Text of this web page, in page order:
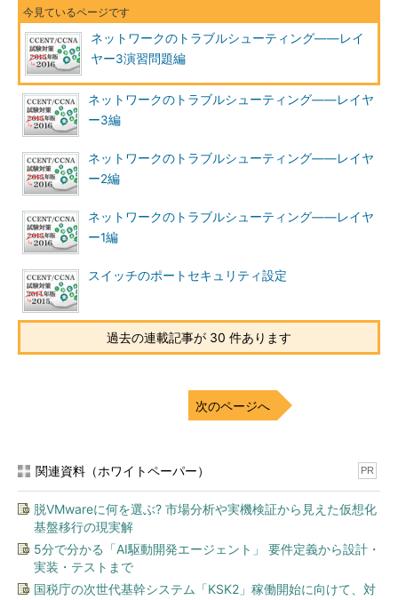
CCENT／CCNA 試験対策 2015年版（25）：標準ACL、拡張
ACL、番号付きACL、名前付きACL――ACLの基礎知識と分類
方法
インタフェース
ACLを適用するインタフェースにも注意が必要です。標準ACL
では宛先に一番近いインタフェース、拡張ACLでは送信元に一番
近いインタフェースにACLを適用することが推奨されています。
また、宣言した条件式の番号とインタフェースに適用したACL
の番号が異なると、宣言した条件式がチェックに使用されない状
態になってしまうことにも注意しましょう。
関連記事
CCENT／CCNA 試験対策 2015年版（26）：ACLごとの通過条
件設定方法と適用場所、設定コマンド
ACLでチェックしたいパケットの方向が実際に流れるパケット
向がルーターが受信（インバウンド：in）する方向なのか、送信
ックするパケットの方向を設定します。
演習問題で力試し！
ネットワークのトラブルシューティング――レイ
ヤー3演習問題編
ネットワークのトラブルシューティング――レイヤ
ー3編
ネットワークのトラブルシューティング――レイヤ
ー2編
ネットワークのトラブルシューティング――レイヤ
ー1編
スイッチのポートセキュリティ設定
過去の連載記事が 30 件あります
次のページへ
関連資料（ホワイトペーパー） PR
脱VMwareに何を選ぶ? 市場分析や実機検証から見えた仮想化
基盤移行の現実解
5分で分かる「AI駆動開発エージェント」 要件定義から設計・
実装・テストまで
国税庁の次世代基幹システム「KSK2」稼働開始に向けて、対